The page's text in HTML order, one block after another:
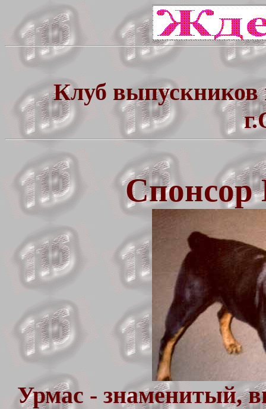
Клуб
Спонсор
Урмас - знаменитый,